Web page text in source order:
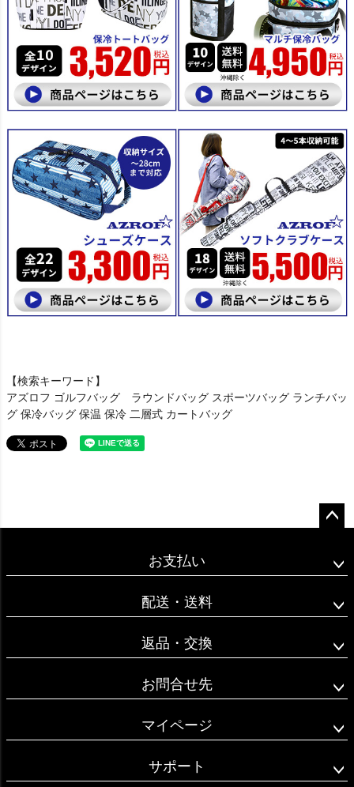
【検索キーワード】
アズロフ ゴルフバッグ ラウンドバッグ スポーツバッグ ランチバッ
グ 保冷バッグ 保温 保冷 二層式 カートバッグ
ジト
ップ
お支払い
配送・送料
返品・交換
お問合せ先
マイページ
サポート